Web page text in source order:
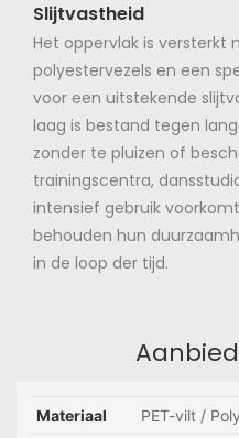
Slijtvastheid
Het oppervlak is versterkt
polyestervezels en een
voor een uitstekende
laag is bestand tegen
zonder te pluizen of
trainingscentra,
intensief gebruik
behouden hun
in de loop der tijd.
Materiaal
PET-vilt /